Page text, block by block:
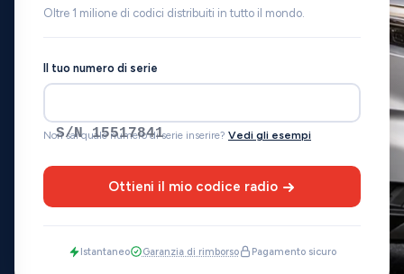
Oltre 1 milione di codici distribuiti in tutto il mondo.
Il tuo numero di serie
S/N 15517841
Non sai quale numero di serie inserire? Vedi gli esempi
Ottieni il mio codice radio
Istantaneo Garanzia di rimborso Pagamento sicuro